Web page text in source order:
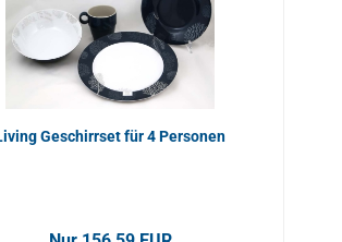
Geschirrset für 4 Personen